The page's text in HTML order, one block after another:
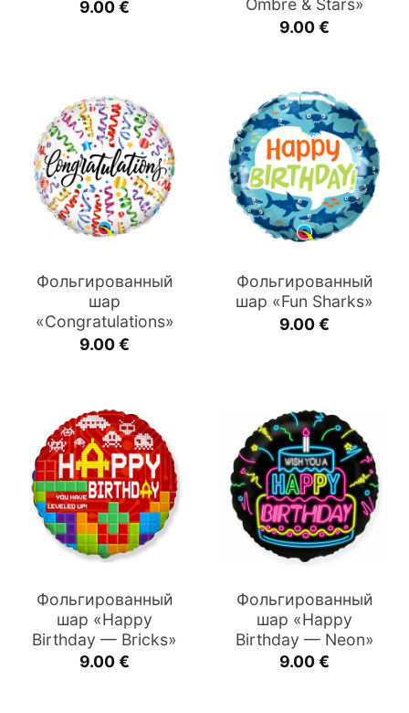
9.00€
Ombre & Stars»
9.00€
Фольгированный
шар
«Congratulations»
9.00€
Фольгированный
шар «Fun Sharks»
9.00€
Фольгированный
шар «Happy
Birthday — Bricks»
9.00€
Фольгированный
шар «Happy
Birthday — Neon»
9.00€